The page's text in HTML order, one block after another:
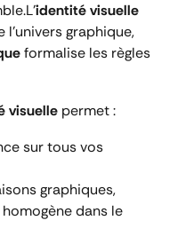
L’identité visuelle
graphique,
formalise les règles
visuelle permet :
sur tous vos
graphiques,
dans le